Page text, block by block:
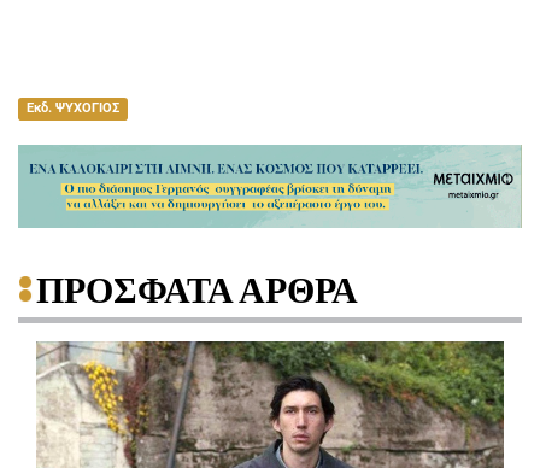
Εκδ. ΨΥΧΟΓΙΟΣ
ΠΡΟΣΦΑΤΑ ΑΡΘΡΑ